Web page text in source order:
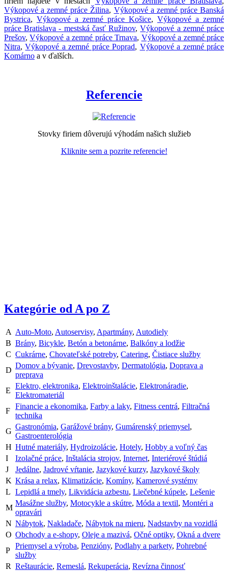
Výkopové a zemné práce Žilina, Výkopové a zemné práce Banská
Bystrica, Výkopové a zemné práce Košice, Výkopové a zemné
práce Bratislava - mestská časť Ružinov,Výkopové a zemné práce
Prešov,Výkopové a zemné práce Trnava, Výkopové a zemné práce
Nitra,Výkopové a zemné práce Poprad, Výkopové a zemné práce
Komárno a v ďalších.
Referencie
Stovky firiem dôverujú výhodám našich služieb
Kliknite sem a pozrite referencie!
Kategórie od A po Z
A Auto-Moto, Autoservisy, Apartmány, Autodiely
B Brány, Bicykle, Betón a betonárne, Balkóny a lodžie
C Cukrárne, Chovateľské potreby, Catering, Čistiace služby
D
Domov a bývanie, Drevostavby, Dermatológia, Doprava a
preprava
E
Elektro, elektronika, Elektroinštalácie, Elektronáradie,
Elektromateriál
F
Financie a ekonomika, Farby a laky, Fitness centrá, Filtračná
technika
G
Gastronómia, Garážové brány, Gumárenský priemysel,
Gastroenterológia
H Hutné materiály, Hydroizolácie, Hotely, Hobby a voľný čas
I
Izolačné práce, Inštalácia strojov, Internet, Interiérové štúdiá
J
Jedálne, Jadrové vŕtanie, Jazykové kurzy, Jazykové školy
K Krása a relax, Klimatizácie, Komíny, Kamerové systémy
L Lepidlá a tmely, Likvidácia azbestu, Liečebné kúpele, Lešenie
M
Masážne služby, Motocykle a skútre, Móda a textil, Montéri a
opravári
N Nábytok, Nakladače, Nábytok na mieru, Nadstavby na vozidlá
O Obchody a e-shopy, Oleje a mazivá, Očné optiky, Okná a dvere
P
Priemysel a výroba, Penzióny, Podlahy a parkety, Pohrebné
služby
R Reštaurácie, Remeslá, Rekuperácia, Revízna činnosť